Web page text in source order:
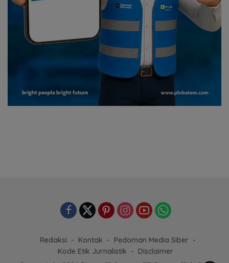
Redaksi Kontak
Pedoman Media Siber
Kode Etik Jurnalistik
Disclaimer